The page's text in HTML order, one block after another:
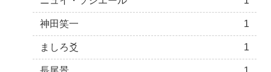
神田笑一 1
ましろ爻 1